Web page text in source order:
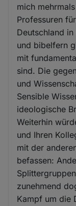
mich
Professuren
Deutschland
und bibelfern
mit
sind. Die
und
Sensible
ideologische
Weiterhin
und Ihren
mit der
befassen:
zunehmend
Kampf um die